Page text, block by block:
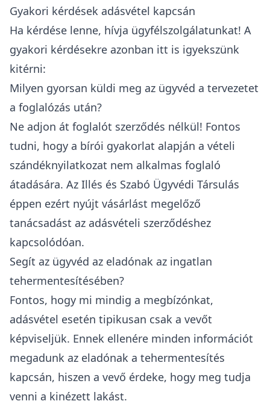
Gyakori kérdések adásvétel kapcsán
Ha kérdése lenne, hívja ügyfélszolgálatunkat! A
gyakori kérdésekre azonban itt is igyekszünk
kitérni:
Milyen gyorsan küldi meg az ügyvéd a tervezetet
a foglalózás után?
Ne adjon át foglalót szerződés nélkül! Fontos
tudni, hogy a bírói gyakorlat alapján a vételi
szándéknyilatkozat nem alkalmas foglaló
átadására. Az Illés és Szabó Ügyvédi Társulás
éppen ezért nyújt vásárlást megelőző
tanácsadást az adásvételi szerződéshez
kapcsolódóan.
Segít az ügyvéd az eladónak az ingatlan
tehermentesítésében?
Fontos, hogy mi mindig a megbízónkat,
adásvétel esetén tipikusan csak a vevőt
képviseljük. Ennek ellenére minden információt
megadunk az eladónak a tehermentesítés
kapcsán, hiszen a vevő érdeke, hogy meg tudja
venni a kinézett lakást.